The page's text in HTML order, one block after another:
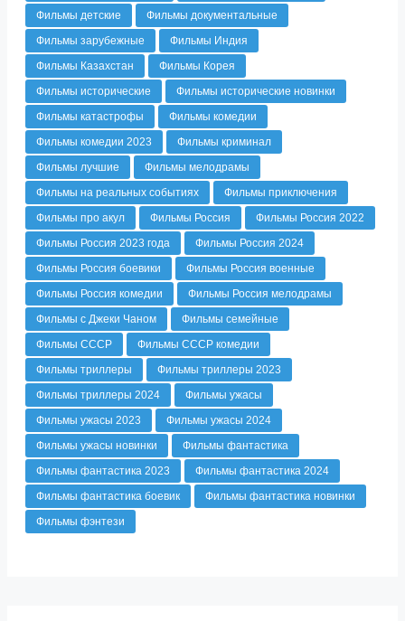
Фильмы детские
Фильмы документальные
Фильмы зарубежные
Фильмы Индия
Фильмы Казахстан
Фильмы Корея
Фильмы исторические
Фильмы исторические новинки
Фильмы катастрофы
Фильмы комедии
Фильмы комедии 2023
Фильмы криминал
Фильмы лучшие
Фильмы мелодрамы
Фильмы на реальных событиях
Фильмы приключения
Фильмы про акул
Фильмы Россия
Фильмы Россия 2022
Фильмы Россия 2023 года
Фильмы Россия 2024
Фильмы Россия боевики
Фильмы Россия военные
Фильмы Россия комедии
Фильмы Россия мелодрамы
Фильмы с Джеки Чаном
Фильмы семейные
Фильмы СССР
Фильмы СССР комедии
Фильмы триллеры
Фильмы триллеры 2023
Фильмы триллеры 2024
Фильмы ужасы
Фильмы ужасы 2023
Фильмы ужасы 2024
Фильмы ужасы новинки
Фильмы фантастика
Фильмы фантастика 2023
Фильмы фантастика 2024
Фильмы фантастика боевик
Фильмы фантастика новинки
Фильмы фэнтези